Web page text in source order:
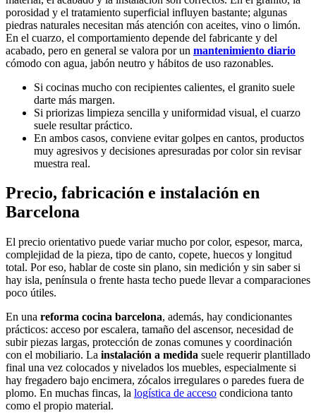
porosidad y el tratamiento superficial influyen bastante; algunas
piedras naturales necesitan más atención con aceites, vino o limón.
En el cuarzo, el comportamiento depende del fabricante y del
acabado, pero en general se valora por un mantenimiento diario
cómodo con agua, jabón neutro y hábitos de uso razonables.
Si cocinas mucho con recipientes calientes, el granito suele
darte más margen.
Si priorizas limpieza sencilla y uniformidad visual, el cuarzo
suele resultar práctico.
En ambos casos, conviene evitar golpes en cantos, productos
muy agresivos y decisiones apresuradas por color sin revisar
muestra real.
Precio, fabricación e instalación en
Barcelona
El precio orientativo puede variar mucho por color, espesor, marca,
complejidad de la pieza, tipo de canto, copete, huecos y longitud
total. Por eso, hablar de coste sin plano, sin medición y sin saber si
hay isla, península o frente hasta techo puede llevar a comparaciones
poco útiles.
En una reforma cocina barcelona, además, hay condicionantes
prácticos: acceso por escalera, tamaño del ascensor, necesidad de
subir piezas largas, protección de zonas comunes y coordinación
con el mobiliario. La instalación a medida suele requerir plantillado
final una vez colocados y nivelados los muebles, especialmente si
hay fregadero bajo encimera, zócalos irregulares o paredes fuera de
plomo. En muchas fincas, la logística de acceso condiciona tanto
como el propio material.